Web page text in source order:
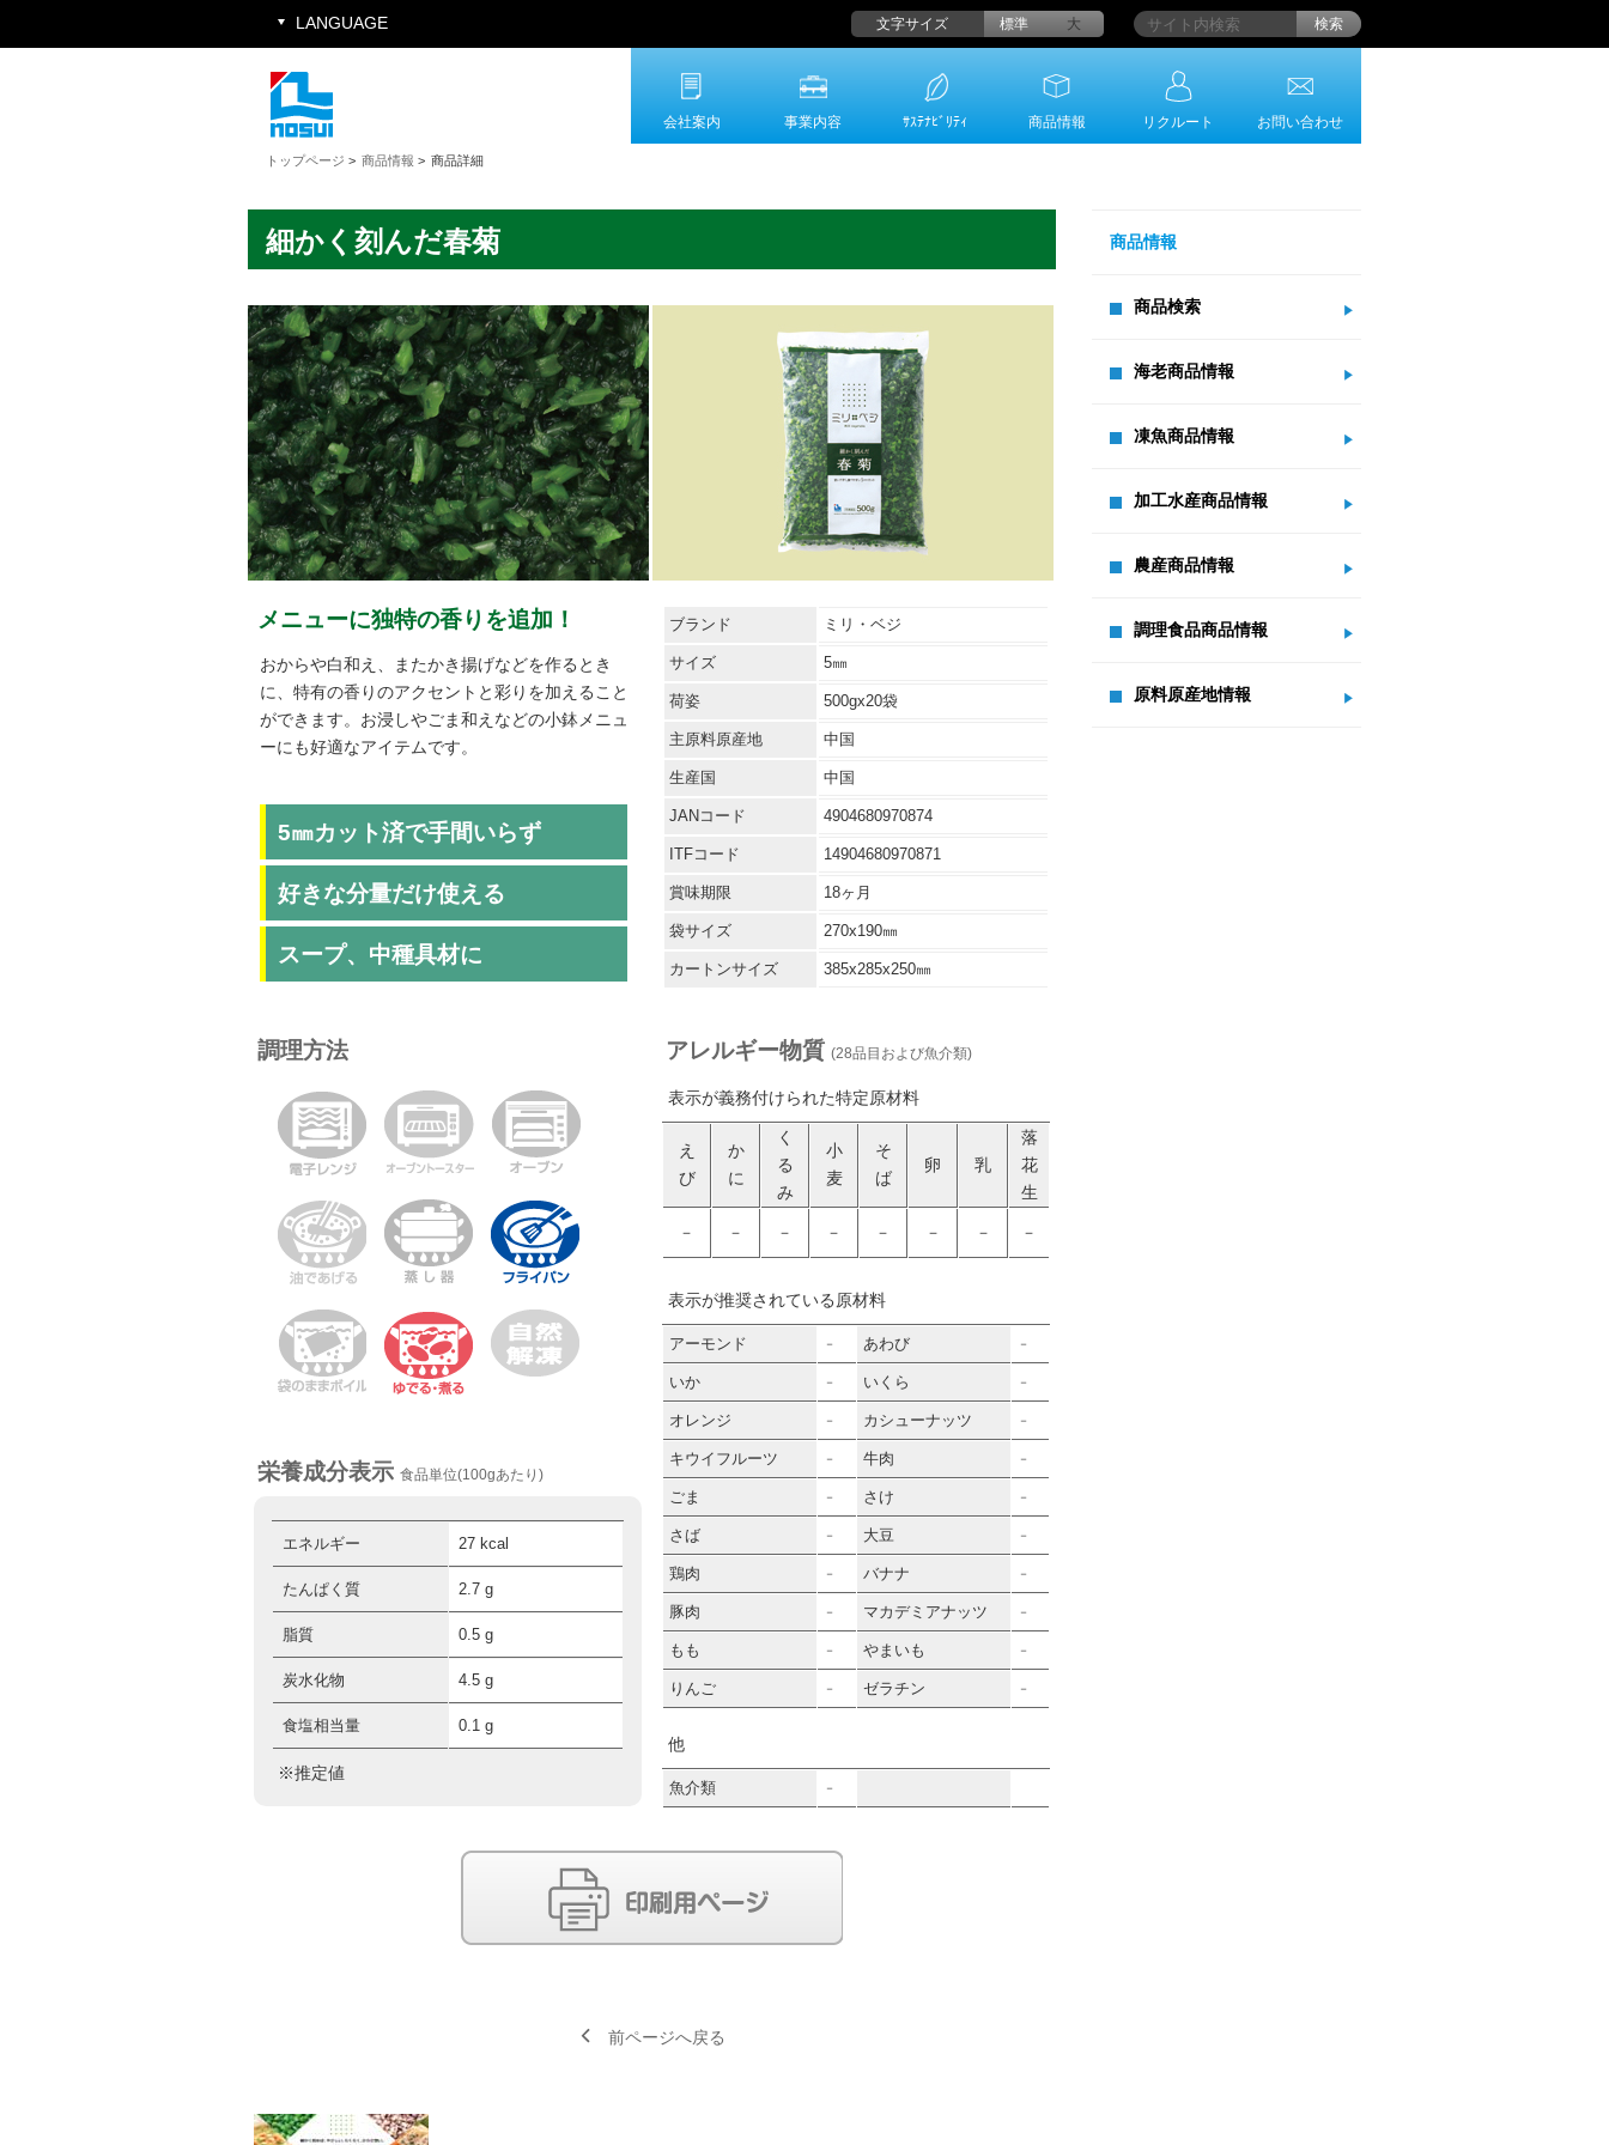
会社案内 事業内容 ｻｽﾃﾅﾋﾞﾘﾃｨ 商品情報 リクルート お問い合わせ
トップページ > 商品情報 > 商品詳細
商品情報
商品検索
海老商品情報
凍魚商品情報
加工水産商品情報
農産商品情報
調理食品商品情報
原料原産地情報
細かく刻んだ春菊
メニューに独特の香りを追加！
おからや白和え、またかき揚げなどを作るとき
に、特有の香りのアクセントと彩りを加えること
ができます。お浸しやごま和えなどの小鉢メニュ
ーにも好適なアイテムです。
5㎜カット済で手間いらず
好きな分量だけ使える
スープ、中種具材に
ブランド ミリ・ベジ
サイズ 5㎜
荷姿 500gx20袋
主原料原産地 中国
生産国 中国
JANコード 4904680970874
ITFコード 14904680970871
賞味期限 18ヶ月
袋サイズ 270x190㎜
カートンサイズ 385x285x250㎜
調理方法
栄養成分表示 食品単位(100gあたり)
エネルギー 27 kcal
たんぱく質 2.7 g
脂質 0.5 g
炭水化物 4.5 g
食塩相当量 0.1 g
※推定値
アレルギー物質 (28品目および魚介類)
表示が義務付けられた特定原材料
え
び
か
に
く
る
み
小
麦
そ
ば
卵 乳
落
花
生
－ － － － － － － －
表示が推奨されている原材料
アーモンド － あわび －
いか － いくら －
オレンジ － カシューナッツ －
キウイフルーツ － 牛肉 －
ごま － さけ －
さば － 大豆 －
鶏肉 － バナナ －
豚肉 － マカデミアナッツ －
もも － やまいも －
りんご － ゼラチン －
他
魚介類 －
前ページへ戻る
検索
文字サイズ 大
標準
LANGUAGE